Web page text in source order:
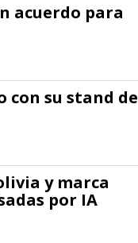
acuerdo para
con su stand de
y marca
por IA